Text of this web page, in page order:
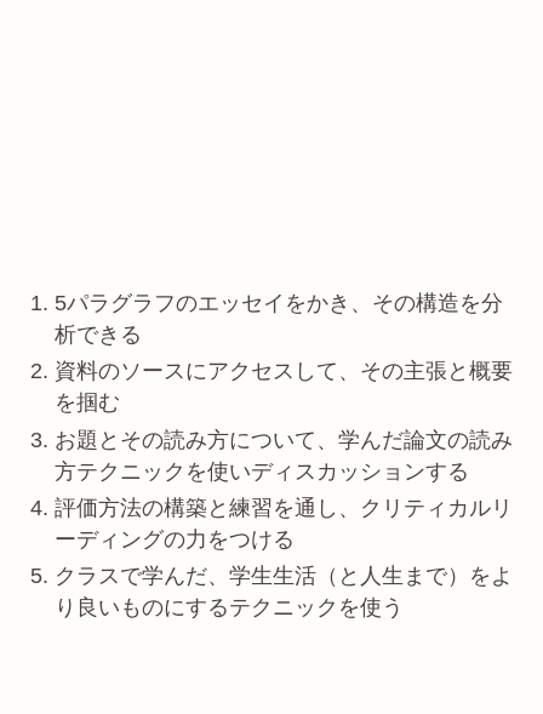
5パラグラフのエッセイをかき、その構造を分
析できる
資料のソースにアクセスして、その主張と概要
を掴む
お題とその読み方について、学んだ論文の読み
方テクニックを使いディスカッションする
評価方法の構築と練習を通し、クリティカルリ
ーディングの力をつける
クラスで学んだ、学生生活（と人生まで）をよ
り良いものにするテクニックを使う